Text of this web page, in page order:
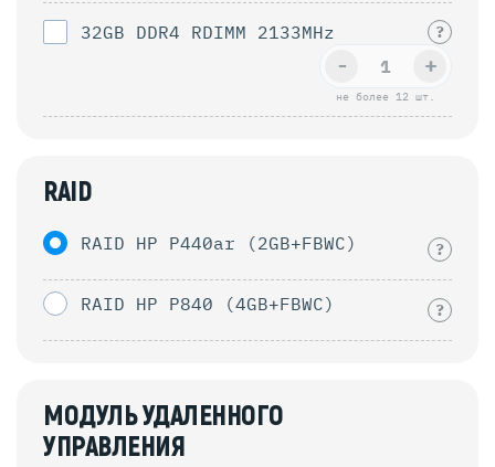
32GB DDR4 RDIMM 2133MHz ?
не более 12 шт.
+
-
RAID
RAID HP P440ar (2GB+FBWC) ?
RAID HP P840 (4GB+FBWC) ?
МОДУЛЬ УДАЛЕННОГО
УПРАВЛЕНИЯ